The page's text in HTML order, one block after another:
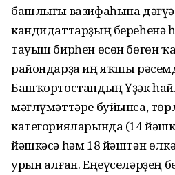
башлығы вазифаһына
кандидаттарҙың береһенә
тауыш бирһен өсөн бөгөн
райондарҙа иң яҡшы
Башҡортостандың Үҙәк
мәғлүмәттәре буйынса,
категорияларында (14
йәшкәсә һәм 18 йәштән
урын алған. Еңеүселәрҙең